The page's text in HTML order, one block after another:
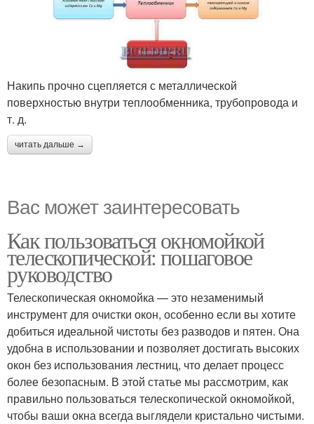
Накипь прочно сцепляется с металлической
поверхностью внутри теплообменника, трубопровода и
т. д.
читать дальше →
Вас может заинтересовать
Как пользоваться окномойкой
телескопической: пошаговое
руководство
Телескопическая окномойка — это незаменимый
инструмент для очистки окон, особенно если вы хотите
добиться идеальной чистоты без разводов и пятен. Она
удобна в использовании и позволяет достигать высоких
окон без использования лестниц, что делает процесс
более безопасным. В этой статье мы рассмотрим, как
правильно пользоваться телескопической окномойкой,
чтобы ваши окна всегда выглядели кристально чистыми.